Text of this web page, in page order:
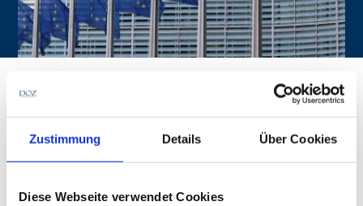
Zustimmung Details Über Cookies
Diese Webseite verwendet Cookies
Weitere Vorteile sind die ständige Abrufbarkeit über
einzustellen. Andernfalls würden
Gebrauchsanweisungen in Papierform in allen EU-